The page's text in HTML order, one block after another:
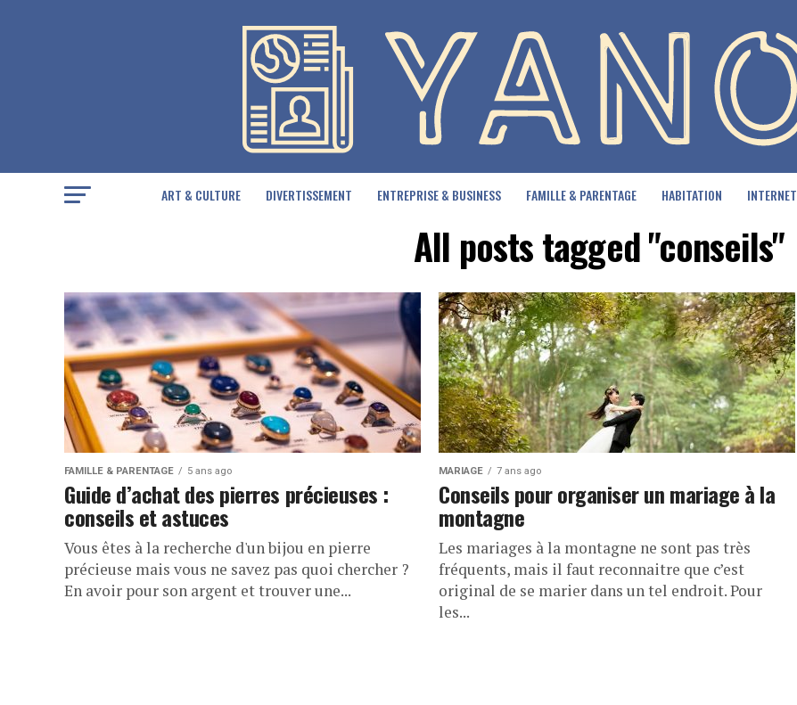
ART & CULTURE DIVERTISSEMENT ENTREPRISE & BUSINESS FAMILLE & PARENTAGE HABITATION INTERNET
All posts tagged "conseils"
FAMILLE & PARENTAGE 5 ans ago
Guide d’achat des pierres précieuses :
conseils et astuces
Vous êtes à la recherche d'un bijou en pierre
précieuse mais vous ne savez pas quoi chercher ?
En avoir pour son argent et trouver une...
MARIAGE 7 ans ago
Conseils pour organiser un mariage à la
montagne
Les mariages à la montagne ne sont pas très
fréquents, mais il faut reconnaitre que c’est
original de se marier dans un tel endroit. Pour
les...